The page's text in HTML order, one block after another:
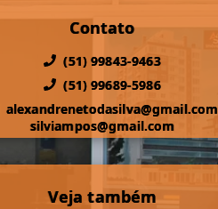
Contato
(51) 99843-9463
(51) 99689-5986
alexandrenetodasilva@gmail.com
silviampos@gmail.com
Veja também